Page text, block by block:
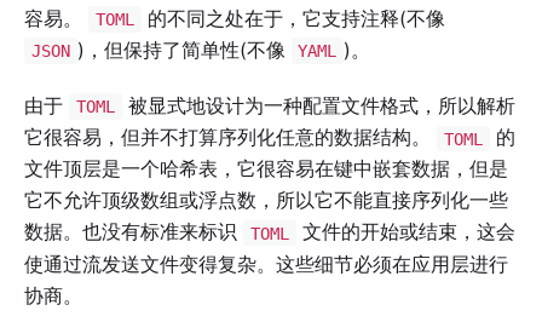
容易。
TOML 的不同之处在于，它支持注释(不像
JSON )，但保持了简单性(不像 YAML )。
由于 TOML
被显式地设计为一种配置文件格式，所以解析
它很容易，但并不打算序列化任意的数据结构。
TOML
的
文件顶层是一个哈希表，它很容易在键中嵌套数据，但是
它不允许顶级数组或浮点数，所以它不能直接序列化一些
数据。也没有标准来标识
TOML
文件的开始或结束，这会
使通过流发送文件变得复杂。这些细节必须在应用层进行
协商。